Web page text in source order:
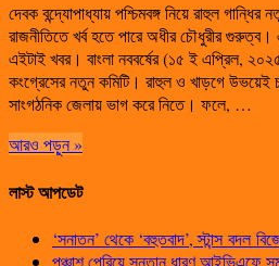
দেবক বন্দ্যোপাধ্যায় পশ্চিমবঙ্গ নিয়ে রাহুল গান্ধির
রাজনীতিতে খর্ব হতে পারে অধীর চৌধুরীর
এইটাই খবর। বাংলা নববর্ষের (১৫ ই এপ্রিল,
কংগ্রেসের নতুন কমিটি। রাহুল ও খাড়গে উভয়েই
সাংগঠনিক জেলায় ভাগ করে নিতে। ফলে, …
আরও পড়ুন »
লাস্ট আপডেট
‘সনাতন’ থেকে ‘বহুতবাদ’, স্টান্স বদল
পঞ্চাশ পেরিয়ে সন্তান ধারণ